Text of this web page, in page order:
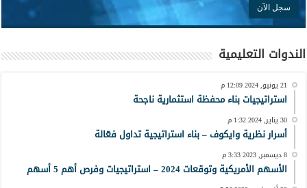
الندوات التعليمية
21 يونيو, 2024 12:09 م
استراتيجيات بناء محفظة استثمارية ناجحة
30 يناير, 2024 1:32 م
أسرار نظرية وايكوف – بناء استراتيجية تداول فعّالة
8 ديسمبر, 2023 3:33 م
الأسهم الأمريكية وتوقعات 2024 – استراتيجيات وفرص أهم 5 أسهم